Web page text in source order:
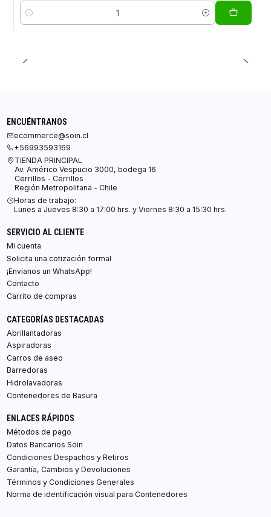
Cantidad
ENCUÉNTRANOS
ecommerce@soin.cl
+56993593169
TIENDA PRINCIPAL
Av. Américo Vespucio 3000, bodega 16
Cerrillos - Cerrillos
Región Metropolitana - Chile
Horas de trabajo:
Lunes a Jueves 8:30 a 17:00 hrs. y Viernes 8:30 a 15:30 hrs.
SERVICIO AL CLIENTE
Mi cuenta
Solicita una cotización formal
¡Envíanos un WhatsApp!
Contacto
Carrito de compras
CATEGORÍAS DESTACADAS
Abrillantadoras
Aspiradoras
Carros de aseo
Barredoras
Hidrolavadoras
Contenedores de Basura
ENLACES RÁPIDOS
Métodos de pago
Datos Bancarios Soin
Condiciones Despachos y Retiros
Garantía, Cambios y Devoluciones
Términos y Condiciones Generales
Norma de identificación visual para Contenedores